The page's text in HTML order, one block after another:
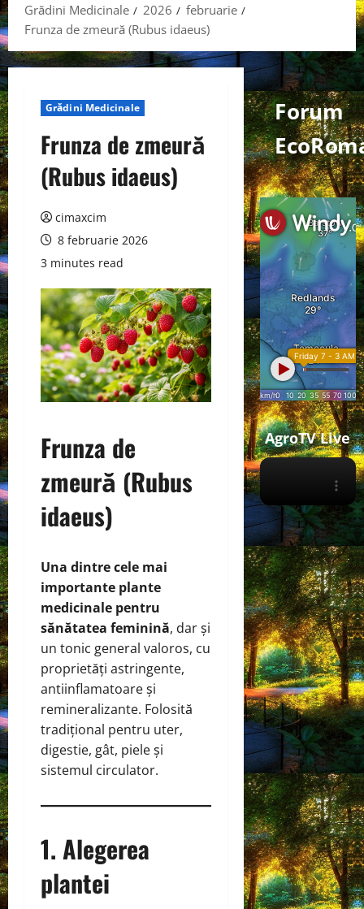
Grădini Medicinale
2026
februarie
Frunza de zmeură (Rubus idaeus)
Grădini Medicinale
Frunza de zmeură
(Rubus idaeus)
cimaxcim
8 februarie 2026
3 minutes read
Frunza de
zmeură (Rubus
idaeus)
Una dintre cele mai
importante plante
medicinale pentru
sănătatea feminină, dar și
un tonic general valoros, cu
proprietăți astringente,
antiinflamatoare și
remineralizante. Folosită
tradițional pentru uter,
digestie, gât, piele și
sistemul circulator.
1. Alegerea
plantei
Forum
AgroTV Live